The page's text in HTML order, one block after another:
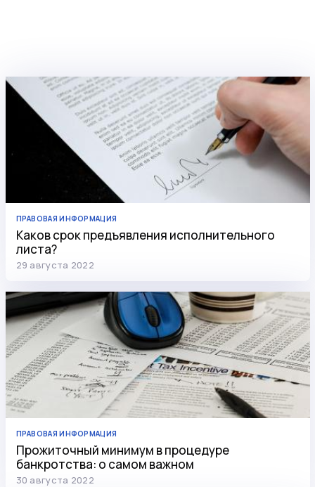
ПРАВОВАЯ ИНФОРМАЦИЯ
Каков срок предъявления исполнительного
листа?
29 августа 2022
ПРАВОВАЯ ИНФОРМАЦИЯ
Прожиточный минимум в процедуре
банкротства: о самом важном
30 августа 2022